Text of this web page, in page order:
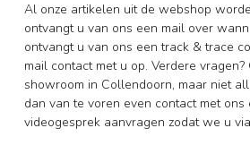
Al onze artikelen uit de webshop
ontvangt u van ons een mail over
ontvangt u van ons een track & trace
mail contact met u op. Verdere vragen?
showroom in Collendoorn, maar niet
dan van te voren even contact met
videogesprek aanvragen zodat we u